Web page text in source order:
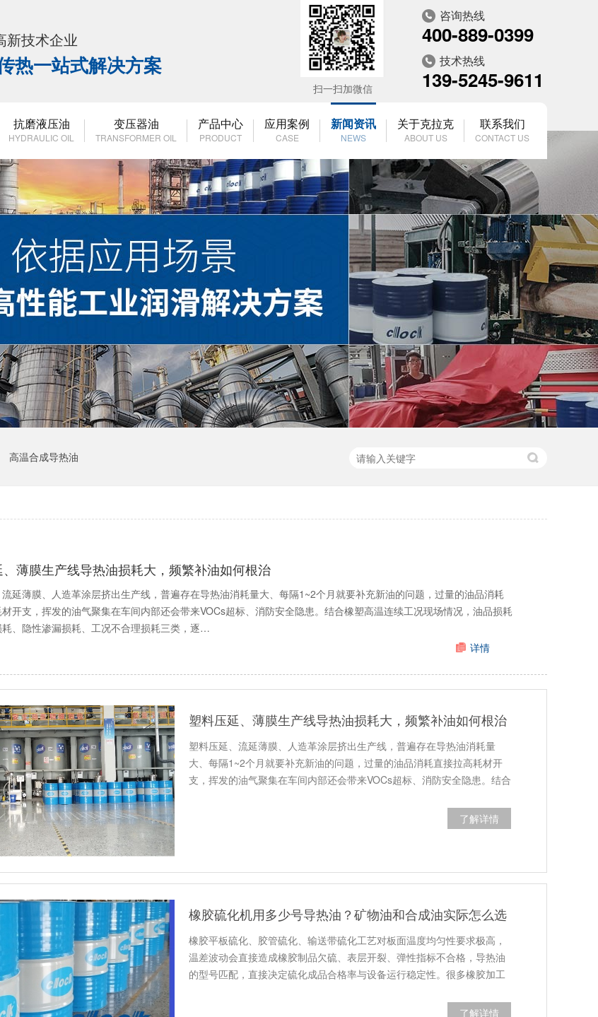
新技术企业
热一站式解决方案
咨询热线
400-889-0399
技术热线
139-5245-9611
扫一扫加微信
抗磨液压油
HYDRAULIC OIL
变压器油
TRANSFORMER OIL
产品中心
PRODUCT
应用案例
CASE
新闻资讯
NEWS
关于克拉克
ABOUT US
联系我们
CONTACT US
高温合成导热油
薄膜生产线导热油损耗大，频繁补油如何根治
延薄膜、人造革涂层挤出生产线，普遍存在导热油消耗量大、每隔1~2个月就要补充新油的问题，过量的油品消耗
开支，挥发的油气聚集在车间内部还会带来VOCs超标、消防安全隐患。结合橡塑高温连续工况现场情况，油品损耗
、隐性渗漏损耗、工况不合理损耗三类，逐…
详情
塑料压延、薄膜生产线导热油损耗大，频繁补油如何根治
塑料压延、流延薄膜、人造革涂层挤出生产线，普遍存在导热油消耗量
大、每隔1~2个月就要补充新油的问题，过量的油品消耗直接拉高耗材开
支，挥发的油气聚集在车间内部还会带来VOCs超标、消防安全隐患。结合
了解详情
橡胶硫化机用多少号导热油？矿物油和合成油实际怎么选
橡胶平板硫化、胶管硫化、输送带硫化工艺对板面温度均匀性要求极高，
温差波动会直接造成橡胶制品欠硫、表层开裂、弹性指标不合格，导热油
的型号匹配，直接决定硫化成品合格率与设备运行稳定性。很多橡胶加工
了解详情